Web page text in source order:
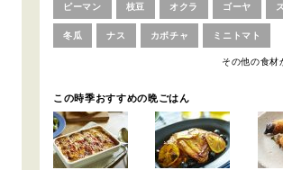
ピーマン 枝豆 オクラ ゴーヤ
冬瓜 ナス カボチャ ミニトマト
その他の食材
この時季おすすめの晩ごはん